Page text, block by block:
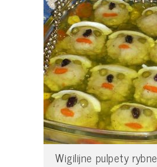
Wigilijne pulpety rybne